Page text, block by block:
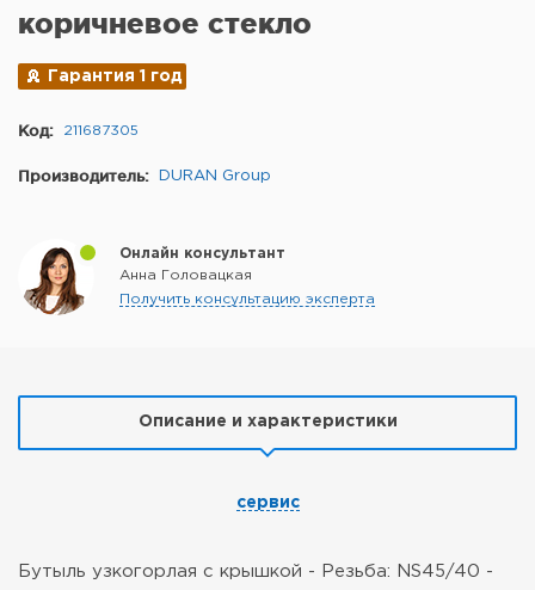
коричневое стекло
Гарантия 1 год
Код: 211687305
Производитель: DURAN Group
Онлайн консультант
Анна Головацкая
Получить консультацию эксперта
Описание и характеристики
сервис
Бутыль узкогорлая с крышкой - Резьба: NS45/40 -